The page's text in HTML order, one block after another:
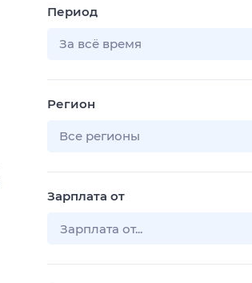
ТВ-программа
Период
За всё время
Регион
Все регионы
Зарплата от